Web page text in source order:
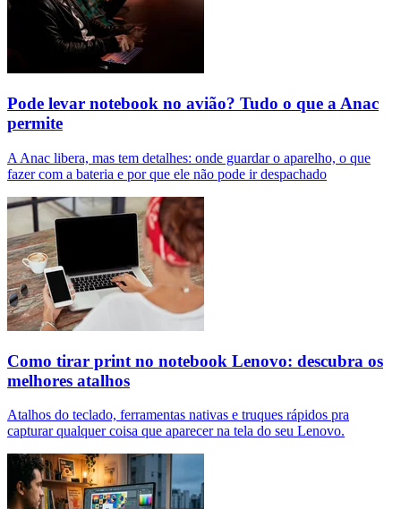
Pode levar notebook no avião? Tudo o que a Anac
permite
A Anac libera, mas tem detalhes: onde guardar o aparelho, o que
fazer com a bateria e por que ele não pode ir despachado
Como tirar print no notebook Lenovo: descubra os
melhores atalhos
Atalhos do teclado, ferramentas nativas e truques rápidos pra
capturar qualquer coisa que aparecer na tela do seu Lenovo.